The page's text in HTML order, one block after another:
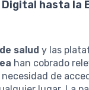
Digital hasta la
salud y las
han cobrado
de